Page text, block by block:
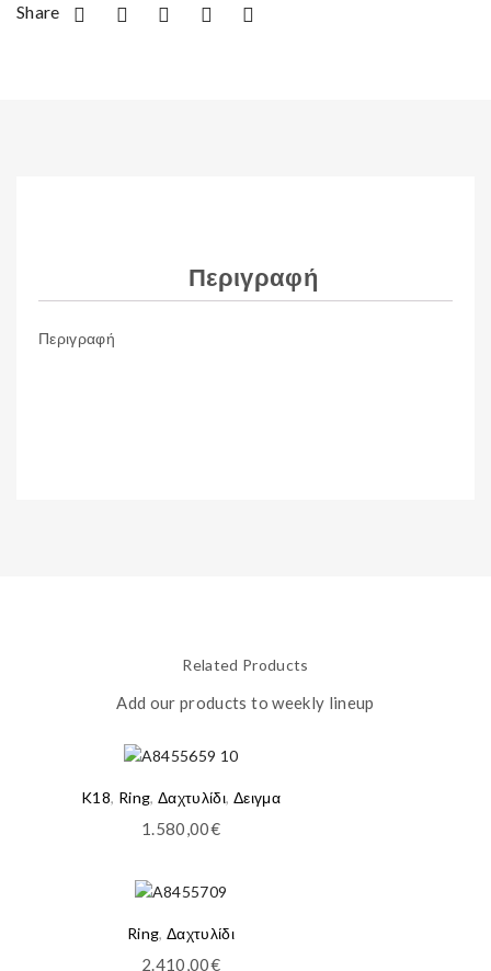
Share
Περιγραφή
Περιγραφή
Related Products
Add our products to weekly lineup
K18, Ring, Δαχτυλίδι, Δειγμα
1.580,00€
Ring, Δαχτυλίδι
2.410,00€